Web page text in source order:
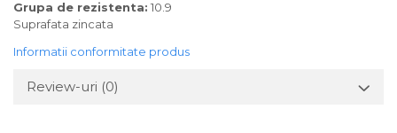
Grupa de rezistenta: 10.9
Suprafata zincata
Informatii conformitate produs
Review-uri (0)